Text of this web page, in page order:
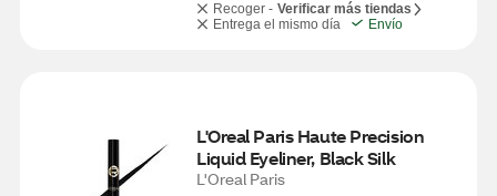
Recoger - Verificar más tiendas
Entrega el mismo día
Envío
L'Oreal Paris Haute Precision
Liquid Eyeliner, Black Silk
L'Oreal Paris